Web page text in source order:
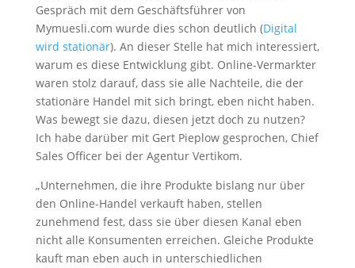
Gespräch mit dem Geschäftsführer von
Mymuesli.com wurde dies schon deutlich (Digital
wird stationär). An dieser Stelle hat mich interessiert,
warum es diese Entwicklung gibt. Online-Vermarkter
waren stolz darauf, dass sie alle Nachteile, die der
stationäre Handel mit sich bringt, eben nicht haben.
Was bewegt sie dazu, diesen jetzt doch zu nutzen?
Ich habe darüber mit Gert Pieplow gesprochen, Chief
Sales Officer bei der Agentur Vertikom.
„Unternehmen, die ihre Produkte bislang nur über
den Online-Handel verkauft haben, stellen
zunehmend fest, dass sie über diesen Kanal eben
nicht alle Konsumenten erreichen. Gleiche Produkte
kauft man eben auch in unterschiedlichen